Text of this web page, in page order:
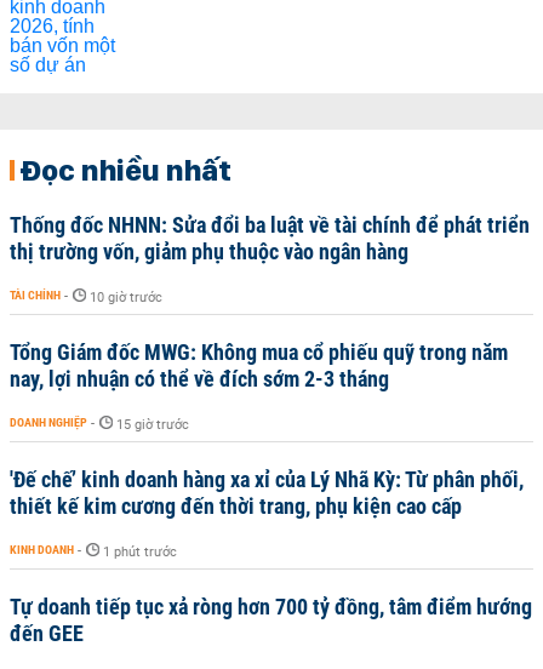
Đọc nhiều nhất
Thống đốc NHNN: Sửa đổi ba luật về tài chính để phát triển
thị trường vốn, giảm phụ thuộc vào ngân hàng
TÀI CHÍNH - 10 giờ trước
Tổng Giám đốc MWG: Không mua cổ phiếu quỹ trong năm
nay, lợi nhuận có thể về đích sớm 2-3 tháng
DOANH NGHIỆP - 15 giờ trước
'Đế chế’ kinh doanh hàng xa xỉ của Lý Nhã Kỳ: Từ phân phối,
thiết kế kim cương đến thời trang, phụ kiện cao cấp
KINH DOANH - 1 phút trước
Tự doanh tiếp tục xả ròng hơn 700 tỷ đồng, tâm điểm hướng
đến GEE